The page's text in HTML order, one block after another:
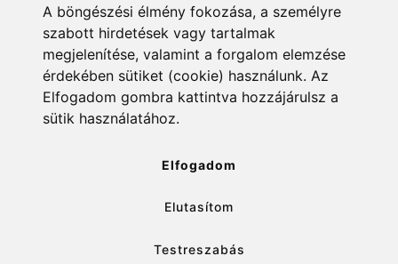
A böngészési élmény fokozása, a személyre
szabott hirdetések vagy tartalmak
megjelenítése, valamint a forgalom elemzése
érdekében sütiket (cookie) használunk. Az
Elfogadom gombra kattintva hozzájárulsz a
sütik használatához.
Elfogadom
Elutasítom
Testreszabás
Rekordlista
Abszolút rekordlista
Rekord bejelentése
mohosz.hu
horgaszjegy.hu